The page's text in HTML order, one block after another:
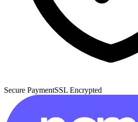
Secure PaymentSSL Encrypted